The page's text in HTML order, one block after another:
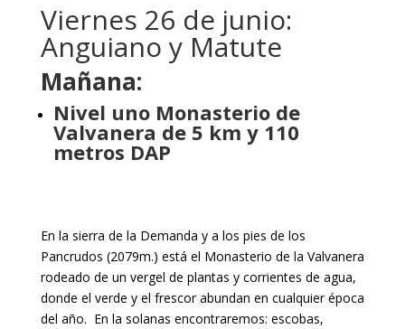
Viernes 26 de junio:
Anguiano y Matute
Mañana:
Nivel uno Monasterio de
Valvanera de 5 km y 110
metros DAP
En la sierra de la Demanda y a los pies de los
Pancrudos (2079m.) está el Monasterio de la Valvanera
rodeado de un vergel de plantas y corrientes de agua,
donde el verde y el frescor abundan en cualquier época
del año. En la solanas encontraremos: escobas,